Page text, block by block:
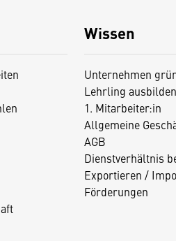
Wissen
Unternehmen
Lehrling ausbilden
1. Mitarbeiter:in
Allgemeine
AGB
Dienstverhältnis
Exportieren /
Förderungen